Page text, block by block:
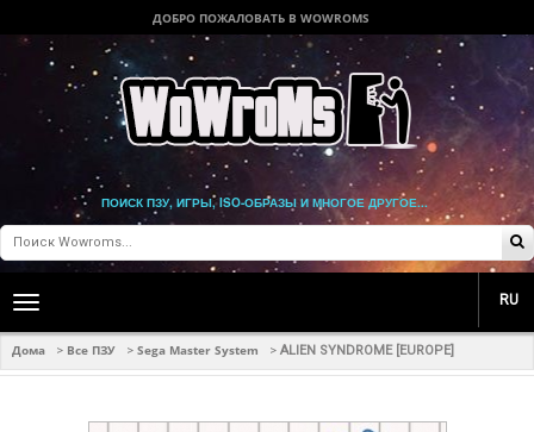
ДОБРО ПОЖАЛОВАТЬ В WOWROMS
ПОИСК ПЗУ, ИГРЫ, ISO-ОБРАЗЫ И МНОГОЕ ДРУГОЕ...
Toggle
navigation
RU
Дома > Все ПЗУ > Sega Master System > ALIEN SYNDROME [EUROPE]